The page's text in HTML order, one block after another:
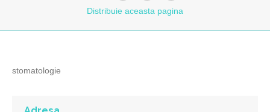
Distribuie aceasta pagina
stomatologie